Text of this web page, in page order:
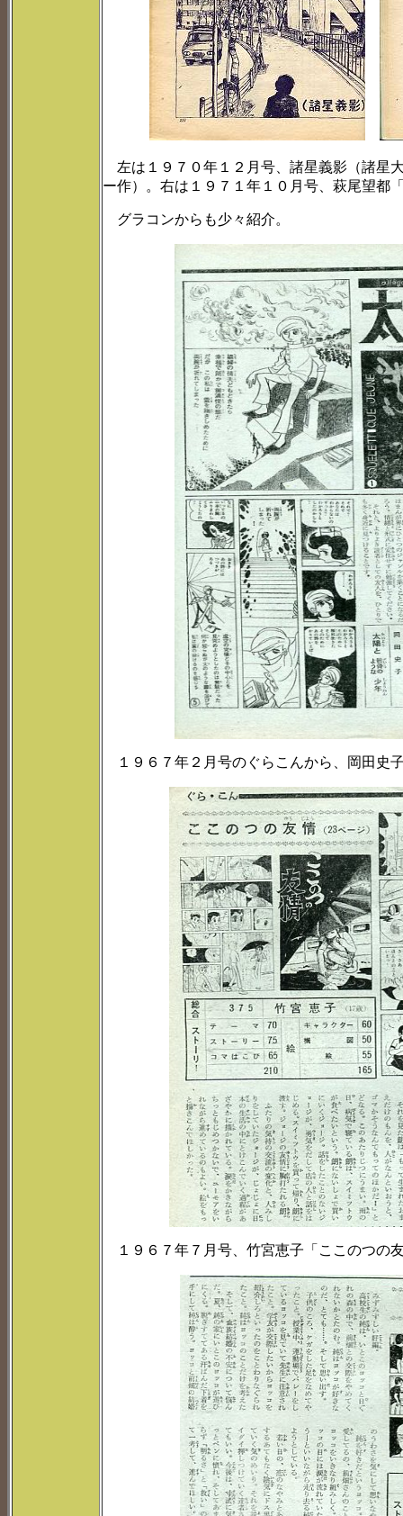
左は１９７０年１２月号、諸星義影（諸星
ー作）。右は１９７１年１０月号、萩尾望都
グラコンからも少々紹介。
１９６７年２月号のぐらこんから、岡田史
１９６７年７月号、竹宮恵子「ここのつの